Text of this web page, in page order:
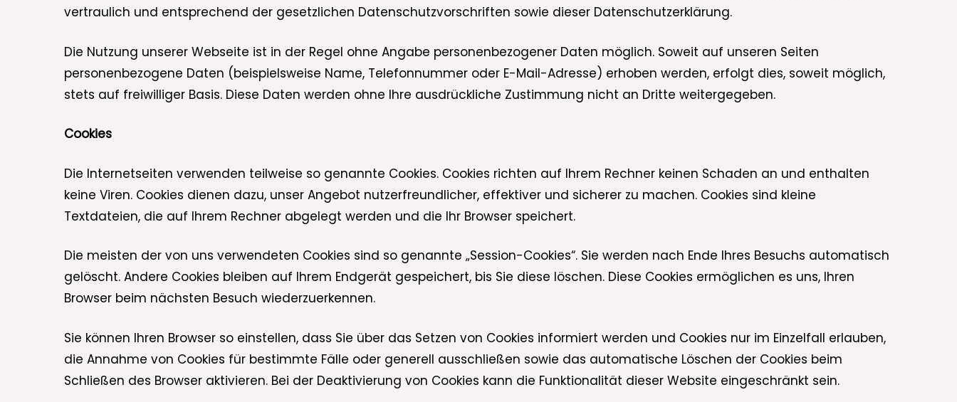
vertraulich und entsprechend der gesetzlichen Datenschutzvorschriften sowie dieser Datenschutzerklärung.
Die Nutzung unserer Webseite ist in der Regel ohne Angabe personenbezogener Daten möglich. Soweit auf unseren Seiten
personenbezogene Daten (beispielsweise Name, Telefonnummer oder E-Mail-Adresse) erhoben werden, erfolgt dies, soweit möglich,
stets auf freiwilliger Basis. Diese Daten werden ohne Ihre ausdrückliche Zustimmung nicht an Dritte weitergegeben.
Cookies
Die Internetseiten verwenden teilweise so genannte Cookies. Cookies richten auf Ihrem Rechner keinen Schaden an und enthalten
keine Viren. Cookies dienen dazu, unser Angebot nutzerfreundlicher, effektiver und sicherer zu machen. Cookies sind kleine
Textdateien, die auf Ihrem Rechner abgelegt werden und die Ihr Browser speichert.
Die meisten der von uns verwendeten Cookies sind so genannte „Session-Cookies“. Sie werden nach Ende Ihres Besuchs automatisch
gelöscht. Andere Cookies bleiben auf Ihrem Endgerät gespeichert, bis Sie diese löschen. Diese Cookies ermöglichen es uns, Ihren
Browser beim nächsten Besuch wiederzuerkennen.
Sie können Ihren Browser so einstellen, dass Sie über das Setzen von Cookies informiert werden und Cookies nur im Einzelfall erlauben,
die Annahme von Cookies für bestimmte Fälle oder generell ausschließen sowie das automatische Löschen der Cookies beim
Schließen des Browser aktivieren. Bei der Deaktivierung von Cookies kann die Funktionalität dieser Website eingeschränkt sein.